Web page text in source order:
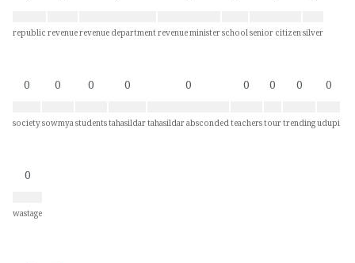
republicrevenuerevenue departmentrevenue ministerschoolsenior citizensilver
0
society
0
sowmya
0
students
0
tahasildar
0
tahasildar absconded
0
teachers
0
tour
0
trending
0
udupi
0
wastage